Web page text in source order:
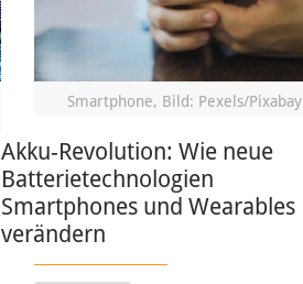
Smartphone, Bild: Pexels/Pixabay
Akku-Revolution: Wie neue
Batterietechnologien
Smartphones und Wearables
verändern